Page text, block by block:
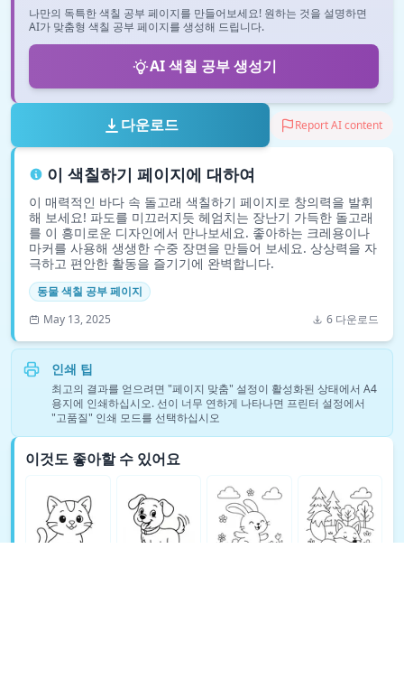
나만의 독특한 색칠 공부 페이지를 만들어보세요! 원하는 것을 설명하면
AI가 맞춤형 색칠 공부 페이지를 생성해 드립니다.
AI 색칠 공부 생성기
다운로드 Report AI content
이 색칠하기 페이지에 대하여
이 매력적인 바다 속 돌고래 색칠하기 페이지로 창의력을 발휘
해 보세요! 파도를 미끄러지듯 헤엄치는 장난기 가득한 돌고래
를 이 흥미로운 디자인에서 만나보세요. 좋아하는 크레용이나
마커를 사용해 생생한 수중 장면을 만들어 보세요. 상상력을 자
극하고 편안한 활동을 즐기기에 완벽합니다.
동물 색칠 공부 페이지
May 13, 2025
6 다운로드
인쇄 팁
최고의 결과를 얻으려면 "페이지 맞춤" 설정이 활성화된 상태에서 A4
용지에 인쇄하십시오. 선이 너무 연하게 나타나면 프린터 설정에서
"고품질" 인쇄 모드를 선택하십시오
이것도 좋아할 수 있어요